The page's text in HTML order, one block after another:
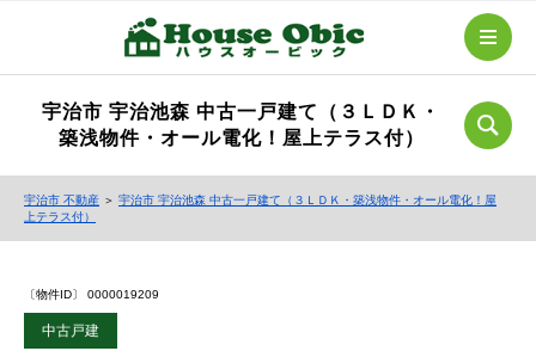
宇治市 宇治池森 中古一戸建て（３ＬＤＫ・
築浅物件・オール電化！屋上テラス付）
宇治市 不動産 ＞ 宇治市 宇治池森 中古一戸建て（３ＬＤＫ・築浅物件・オール電化！屋
上テラス付）
〔物件ID〕 0000019209
中古戸建